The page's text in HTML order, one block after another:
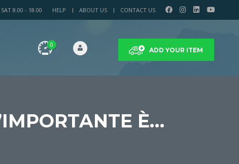
HELP ABOUT US CONTACT US
8.00 - 18.00
ADD YOUR ITEM
0
È…